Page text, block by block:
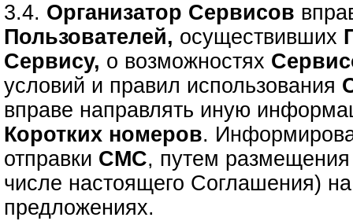
3.4. Организатор Сервисов
Пользователей, осуществивших
Сервису, о возможностях
условий и правил использования
вправе направлять иную
Коротких номеров.
отправки СМС, путем
числе настоящего Соглашения)
предложениях.